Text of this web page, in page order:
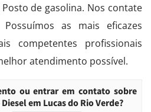
de gasolina. Nos contate
as mais eficazes
competentes profissionais
atendimento possível.
ou entrar em contato sobre
em Lucas do Rio Verde?